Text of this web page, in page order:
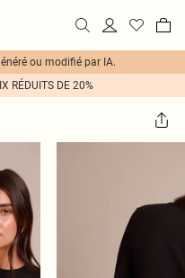
ou modifié par IA.
RÉDUITS DE 20%